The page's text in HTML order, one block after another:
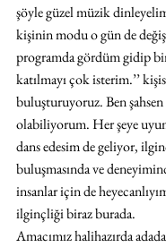
şöyle güzel müzik
kişinin modu o gün de
programda gördüm gidip
katılmayı çok isterim.’’
buluşturuyoruz. Ben
olabiliyorum. Her şeye
dans edesim de geliyor,
buluşmasında ve
insanlar için de
ilginçliği biraz burada.
Amacımız halihazırda